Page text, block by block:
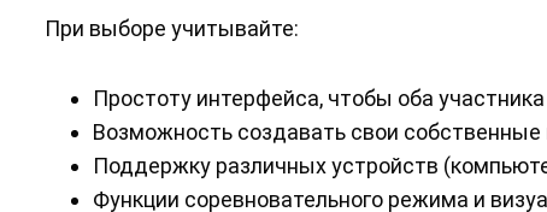
При выборе учитывайте:
Простоту интерфейса, чтобы оба
Возможность создавать свои
Поддержку различных устройств
Функции соревновательного режима и